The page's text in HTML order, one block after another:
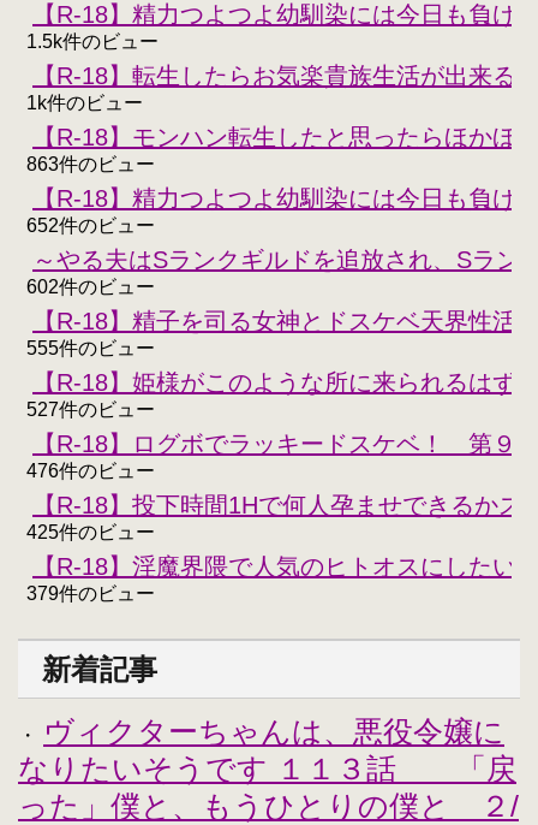
【R-18】精力つよつよ幼馴染には今日も負け
1.5k件のビュー
【R-18】転生したらお気楽貴族生活が出来
1k件のビュー
【R-18】モンハン転生したと思ったらほかほ
863件のビュー
【R-18】精力つよつよ幼馴染には今日も負け
652件のビュー
～やる夫はSランクギルドを追放され、Sラン
602件のビュー
【R-18】精子を司る女神とドスケベ天界性活
555件のビュー
【R-18】姫様がこのような所に来られるはず
527件のビュー
【R-18】ログボでラッキードスケベ！ 第９
476件のビュー
【R-18】投下時間1Hで何人孕ませできるか
425件のビュー
【R-18】淫魔界隈で人気のヒトオスにしたい
379件のビュー
新着記事
・
ヴィクターちゃんは、悪役令嬢に
なりたいそうです １１３話 「戻
った」僕と、もうひとりの僕と ２/